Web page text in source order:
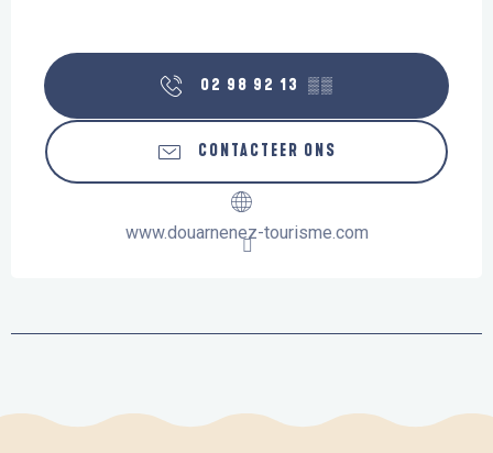
02 98 92 13 ▒▒
CONTACTEER ONS
www.douarnenez-tourisme.com